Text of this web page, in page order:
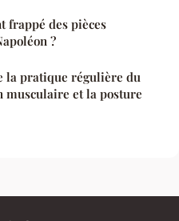
frappé des pièces
?
la pratique régulière du
et la posture